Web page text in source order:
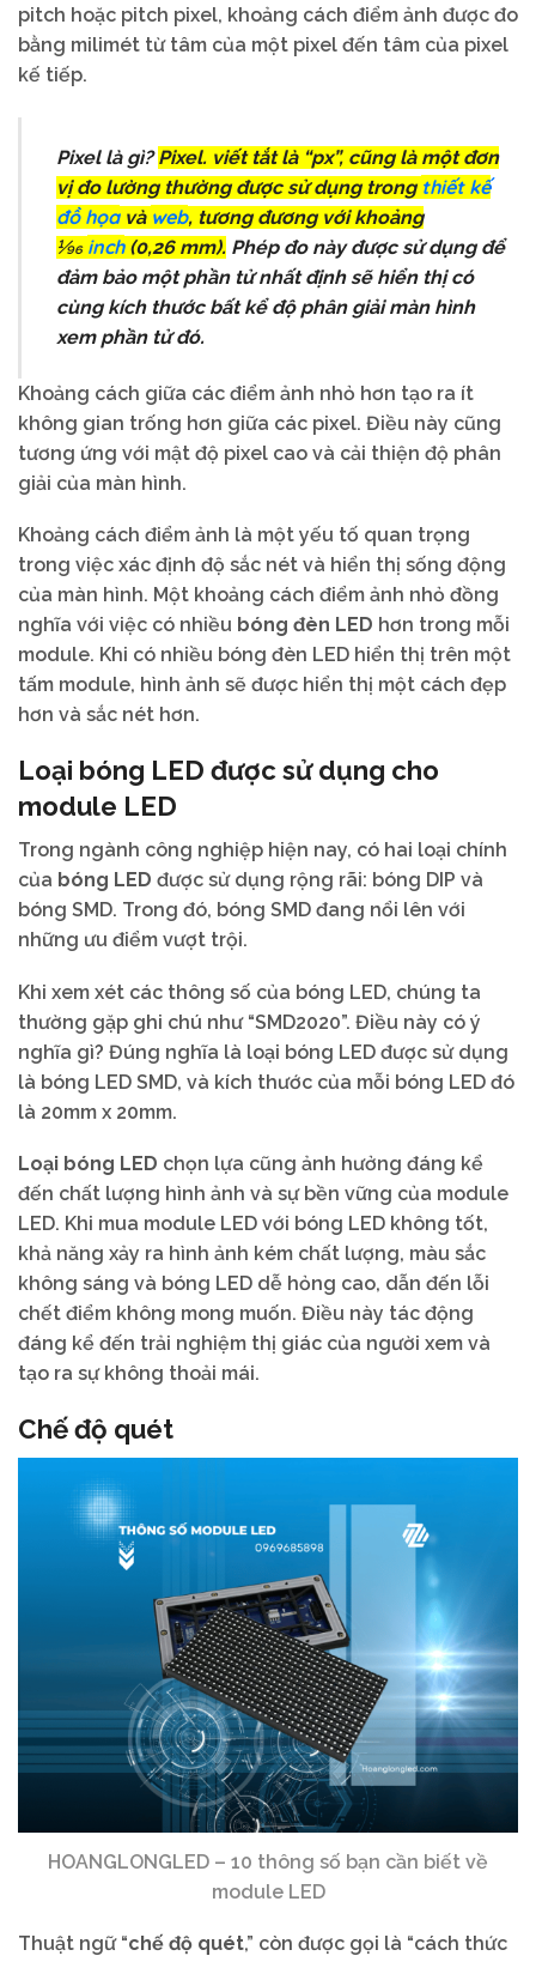
pitch hoặc pitch pixel, khoảng cách điểm ảnh được đo
bằng milimét từ tâm của một pixel đến tâm của pixel
kế tiếp.
Pixel là gì? Pixel. viết tắt là “px”, cũng là một đơn
vị đo lường thường được sử dụng trong thiết kế
đồ họavà web, tương đương với khoảng
1⁄96 inch(0,26 mm). Phép đo này được sử dụng để
đảm bảo một phần tử nhất định sẽ hiển thị có
cùng kích thước bất kể độ phân giải màn hình
xem phần tử đó.
Khoảng cách giữa các điểm ảnh nhỏ hơn tạo ra ít
không gian trống hơn giữa các pixel. Điều này cũng
tương ứng với mật độ pixel cao và cải thiện độ phân
giải của màn hình.
Khoảng cách điểm ảnh là một yếu tố quan trọng
trong việc xác định độ sắc nét và hiển thị sống động
của màn hình. Một khoảng cách điểm ảnh nhỏ đồng
nghĩa với việc có nhiều bóng đèn LED hơn trong mỗi
module. Khi có nhiều bóng đèn LED hiển thị trên một
tấm module, hình ảnh sẽ được hiển thị một cách đẹp
hơn và sắc nét hơn.
Loại bóng LED được sử dụng cho
module LED
Trong ngành công nghiệp hiện nay, có hai loại chính
của bóng LED được sử dụng rộng rãi: bóng DIP và
bóng SMD. Trong đó, bóng SMD đang nổi lên với
những ưu điểm vượt trội.
Khi xem xét các thông số của bóng LED, chúng ta
thường gặp ghi chú như “SMD2020”. Điều này có ý
nghĩa gì? Đúng nghĩa là loại bóng LED được sử dụng
là bóng LED SMD, và kích thước của mỗi bóng LED đó
là 20mm x 20mm.
Loại bóng LED chọn lựa cũng ảnh hưởng đáng kể
đến chất lượng hình ảnh và sự bền vững của module
LED. Khi mua module LED với bóng LED không tốt,
khả năng xảy ra hình ảnh kém chất lượng, màu sắc
không sáng và bóng LED dễ hỏng cao, dẫn đến lỗi
chết điểm không mong muốn. Điều này tác động
đáng kể đến trải nghiệm thị giác của người xem và
tạo ra sự không thoải mái.
Chế độ quét
HOANGLONGLED – 10 thông số bạn cần biết về
module LED
Thuật ngữ “chế độ quét,” còn được gọi là “cách thức